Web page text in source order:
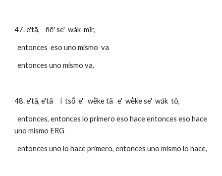
47. e'tã,    ñẽ' se'  wák  mĩr,
  entonces  eso uno mismo  va
  entonces uno mismo va,
48. e'tã, e'tã     i  tsṍ  e'   wẽ̀ke tã   e'  wẽ̀ke se'  wák  tö,
  entonces, entonces lo primero eso hace entonces eso hace
uno mismo ERG
  entonces uno lo hace primero, entonces uno mismo lo hace,